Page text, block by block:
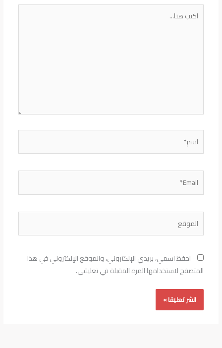
هنا...
احفظ اسمي، بريدي الإلكتروني، والموقع الإلكتروني في هذا
المتصفح لاستخدامها المرة المقبلة في تعليقي.